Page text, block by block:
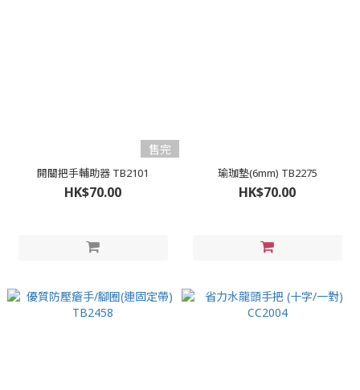
售完
開關把手輔助器 TB2101
HK$70.00
瑜珈墊(6mm) TB2275
HK$70.00